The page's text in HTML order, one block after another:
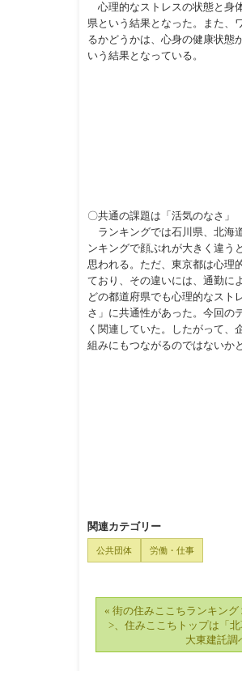
心理的なストレスの状態と身
県という結果となった。また、
るかどうかは、心身の健康状態
いう結果となっている。
〇共通の課題は「活気のなさ」
ランキングでは石川県、北海
ンキングで顔ぶれが大きく違う
思われる。ただ、東京都は心理
ており、その違いには、通勤に
どの都道府県でも心理的なスト
さ」に共通性があった。今回の
く関連していた。したがって、
組みにもつながるのではないか
関連カテゴリー
公共団体 労働・仕事
« 街の住みここちランキン
>、住みここちトップは「
大東建託調